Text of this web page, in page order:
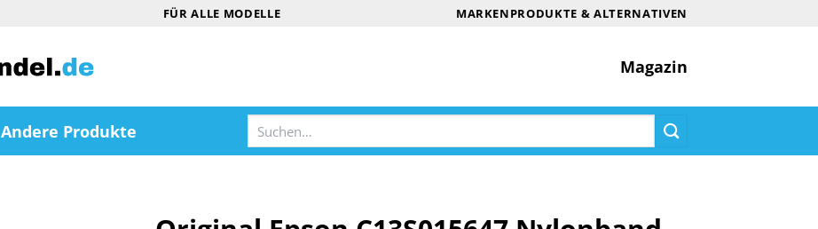
FÜR ALLE MODELLE MARKENPRODUKTE & ALTERNATIVEN
Magazin
Andere Produkte
Suchen
nach: